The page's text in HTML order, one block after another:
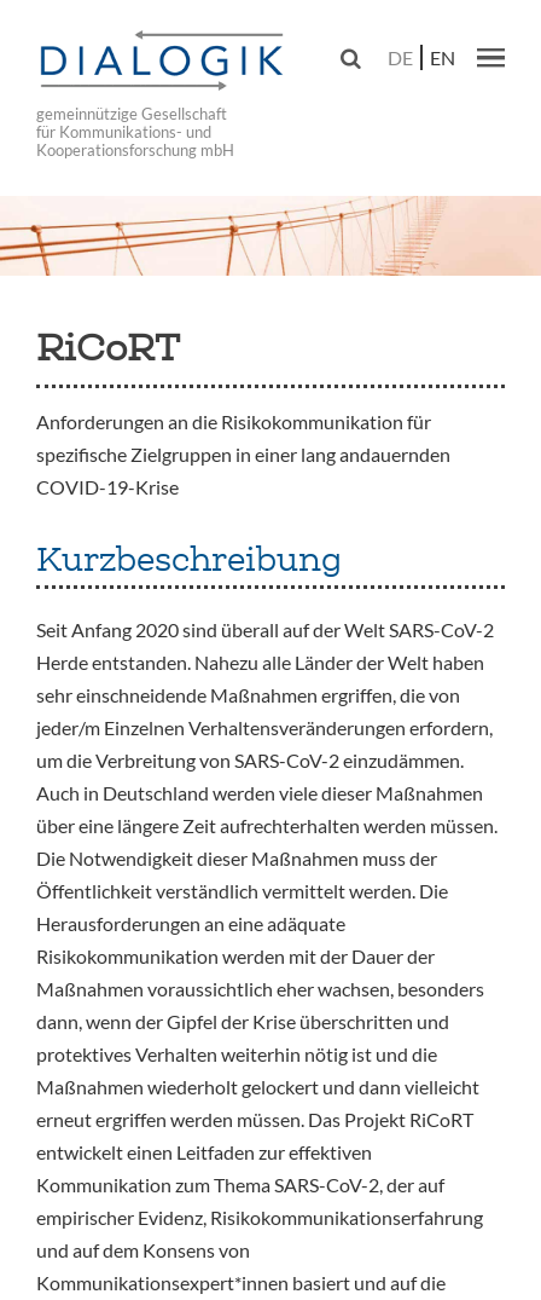
main
navigation
gemeinnützige Gesellschaft
für Kommunikations- und
Kooperationsforschung mbH
 DE EN
RiCoRT
Anforderungen an die Risikokommunikation für
spezifische Zielgruppen in einer lang andauernden
COVID-19-Krise
Kurzbeschreibung
Seit Anfang 2020 sind überall auf der Welt SARS-CoV-2
Herde entstanden. Nahezu alle Länder der Welt haben
sehr einschneidende Maßnahmen ergriffen, die von
jeder/m Einzelnen Verhaltensveränderungen erfordern,
um die Verbreitung von SARS-CoV-2 einzudämmen.
Auch in Deutschland werden viele dieser Maßnahmen
über eine längere Zeit aufrechterhalten werden müssen.
Die Notwendigkeit dieser Maßnahmen muss der
Öffentlichkeit verständlich vermittelt werden. Die
Herausforderungen an eine adäquate
Risikokommunikation werden mit der Dauer der
Maßnahmen voraussichtlich eher wachsen, besonders
dann, wenn der Gipfel der Krise überschritten und
protektives Verhalten weiterhin nötig ist und die
Maßnahmen wiederholt gelockert und dann vielleicht
erneut ergriffen werden müssen. Das Projekt RiCoRT
entwickelt einen Leitfaden zur effektiven
Kommunikation zum Thema SARS-CoV-2, der auf
empirischer Evidenz, Risikokommunikationserfahrung
und auf dem Konsens von
Kommunikationsexpert*innen basiert und auf die